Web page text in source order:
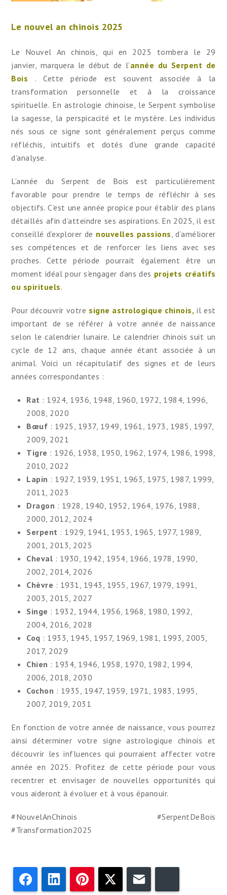
Le nouvel an chinois 2025
Le Nouvel An chinois, qui en 2025 tombera le 29
janvier, marquera le début de l’année du Serpent de
Bois . Cette période est souvent associée à la
transformation personnelle et à la croissance
spirituelle. En astrologie chinoise, le Serpent symbolise
la sagesse, la perspicacité et le mystère. Les individus
nés sous ce signe sont généralement perçus comme
réfléchis, intuitifs et dotés d’une grande capacité
d’analyse.
L’année du Serpent de Bois est particulièrement
favorable pour prendre le temps de réfléchir à ses
objectifs. C’est une année propice pour établir des plans
détaillés afin d’atteindre ses aspirations. En 2025, il est
conseillé d’explorer de nouvelles passions, d’améliorer
ses compétences et de renforcer les liens avec ses
proches. Cette période pourrait également être un
moment idéal pour s’engager dans des projets créatifs
ou spirituels.
Pour découvrir votre signe astrologique chinois, il est
important de se référer à votre année de naissance
selon le calendrier lunaire. Le calendrier chinois suit un
cycle de 12 ans, chaque année étant associée à un
animal. Voici un récapitulatif des signes et de leurs
années correspondantes :
Rat : 1924, 1936, 1948, 1960, 1972, 1984, 1996,
2008, 2020
Bœuf : 1925, 1937, 1949, 1961, 1973, 1985, 1997,
2009, 2021
Tigre : 1926, 1938, 1950, 1962, 1974, 1986, 1998,
2010, 2022
Lapin : 1927, 1939, 1951, 1963, 1975, 1987, 1999,
2011, 2023
Dragon : 1928, 1940, 1952, 1964, 1976, 1988,
2000, 2012, 2024
Serpent : 1929, 1941, 1953, 1965, 1977, 1989,
2001, 2013, 2025
Cheval : 1930, 1942, 1954, 1966, 1978, 1990,
2002, 2014, 2026
Chèvre : 1931, 1943, 1955, 1967, 1979, 1991,
2003, 2015, 2027
Singe : 1932, 1944, 1956, 1968, 1980, 1992,
2004, 2016, 2028
Coq : 1933, 1945, 1957, 1969, 1981, 1993, 2005,
2017, 2029
Chien : 1934, 1946, 1958, 1970, 1982, 1994,
2006, 2018, 2030
Cochon : 1935, 1947, 1959, 1971, 1983, 1995,
2007, 2019, 2031
En fonction de votre année de naissance, vous pourrez
ainsi déterminer votre signe astrologique chinois et
découvrir les influences qui pourraient affecter votre
année en 2025. Profitez de cette période pour vous
recentrer et envisager de nouvelles opportunités qui
vous aideront à évoluer et à vous épanouir.
#NouvelAnChinois #SerpentDeBois
#Transformation2025
FacebookLinkedIn PinterestTwitter